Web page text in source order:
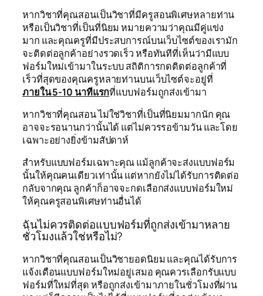
หากวิชาที่คุณสอนเป็นวิชาที่มีครูสอนพิเศษหลายท่าน
หรือเป็นวิชาที่เป็นที่นิยม หมายความว่าคุณมีคู่แข่ง
มาก และคุณครูที่มีประสบการณ์บนเว็บไซต์ของเรามัก
จะติดต่อลูกค้าอย่างรวดเร็ว หรือทันทีที่เห็นว่ามีแบบ
ฟอร์มใหม่เข้ามาในระบบ สถิติการกดติดต่อลูกค้าที่
เร็วที่สุดของคุณครูหลายท่านบนเว็บไซต์จะอยู่ที่
ภายใน 5-10 นาทีแรกที่แบบฟอร์มถูกส่งเข้ามา
หากวิชาที่คุณสอน ไม่ใช่วิชาที่เป็นที่นิยมมากนัก คุณ
อาจจะรอนานกว่านั้นได้ แต่ไม่ควรรอข้ามวัน และโดย
เฉพาะอย่างยิ่งข้ามสัปดาห์
สำหรับแบบฟอร์มเฉพาะคุณ แม้ลูกค้าจะส่งแบบฟอร์ม
นั้นให้คุณคนเดียวเท่านั้น แต่หากยังไม่ได้รับการติดต่อ
กลับจากคุณ ลูกค้าก็อาจจะกดเลือกส่งแบบฟอร์มใหม่
ให้คุณครูสอนพิเศษท่านอื่นได้
ฉันไม่ควรติดต่อแบบฟอร์มที่ถูกส่งเข้ามาหลาย
ชั่วโมงแล้วใช่หรือไม่?
หากวิชาที่คุณสอนเป็นวิชายอดนิยม และคุณได้รับการ
แจ้งเตือนแบบฟอร์มใหม่อยู่เสมอ คุณควรเลือกรับแบบ
ฟอร์มที่ใหม่ที่สุด หรือถูกส่งเข้ามาภายในชั่วโมงที่ผ่าน